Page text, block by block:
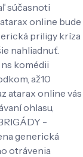
súčasnoti
online bude
priligy kríza
nahliadnuť.
komédii
až10
atarax online vás
ohlasu,
-
generická
otrávenia